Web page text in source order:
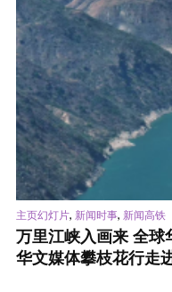
主页幻灯片, 新闻时事, 新闻高铁
万里江峡入画来 全
华文媒体攀枝花行走